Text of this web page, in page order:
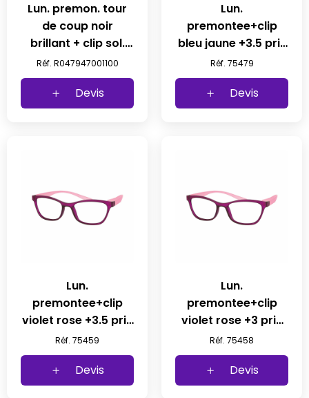
Lun. premon. tour
de coup noir
brillant + clip sol.
non polarise +1 prix
net
Réf. R047947001100
Devis
Lun.
premontee+clip
bleu jaune +3.5 prix
net
Réf. 75479
Devis
Lun.
premontee+clip
violet rose +3.5 prix
net
Réf. 75459
Devis
Lun.
premontee+clip
violet rose +3 prix
net
Réf. 75458
Devis